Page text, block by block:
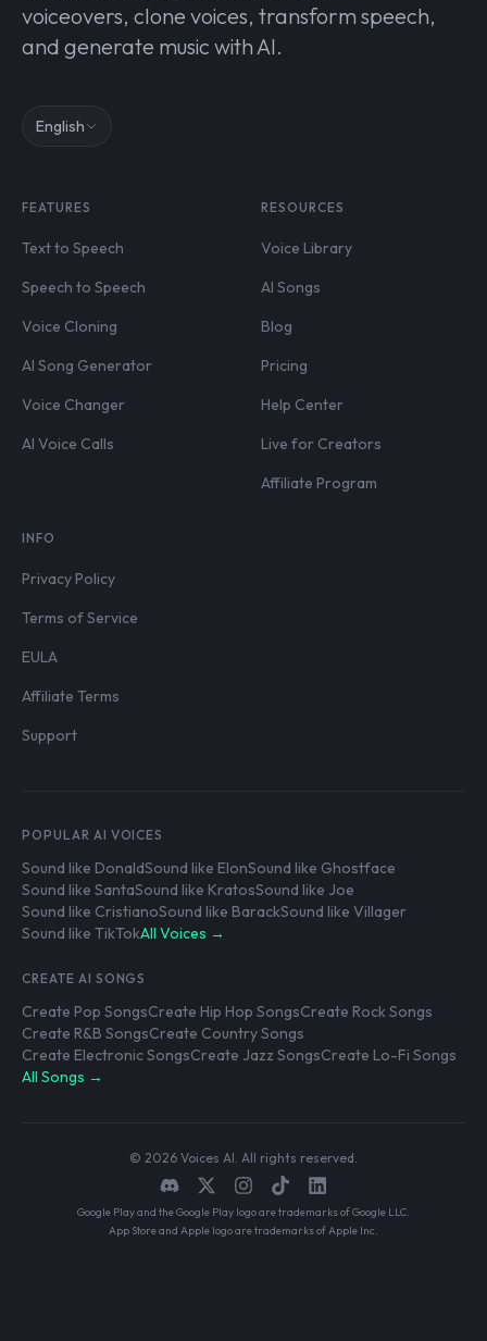
voiceovers, clone voices, transform speech,
and generate music with AI.
English
FEATURES
Text to Speech
Speech to Speech
Voice Cloning
AI Song Generator
Voice Changer
AI Voice Calls
RESOURCES
Voice Library
AI Songs
Blog
Pricing
Help Center
Live for Creators
Affiliate Program
INFO
Privacy Policy
Terms of Service
EULA
Affiliate Terms
Support
POPULAR AI VOICES
Sound like DonaldSound like ElonSound like Ghostface
Sound like SantaSound like KratosSound like Joe
Sound like CristianoSound like BarackSound like Villager
Sound like TikTokAll Voices →
CREATE AI SONGS
Create Pop SongsCreate Hip Hop SongsCreate Rock Songs
Create R&B SongsCreate Country Songs
Create Electronic SongsCreate Jazz SongsCreate Lo-Fi Songs
All Songs →
© 2026 Voices AI. All rights reserved.
Google Play and the Google Play logo are trademarks of Google LLC.
App Store and Apple logo are trademarks of Apple Inc.